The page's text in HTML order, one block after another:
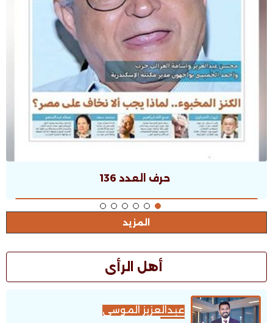
حرف العدد 135
المزيد
أهل الرأى
عبدالعزيز الموسى